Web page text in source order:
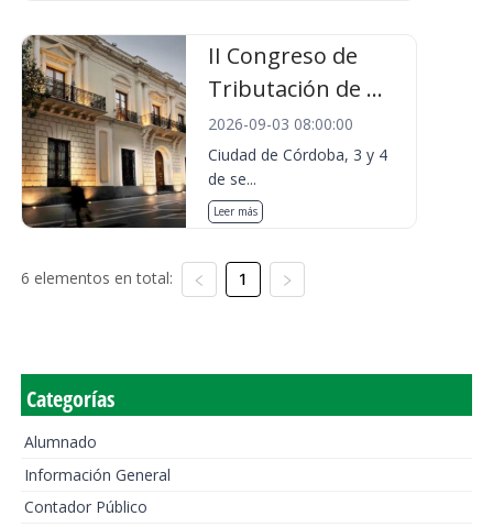
II Congreso de
Tributación de ...
2026-09-03 08:00:00
Ciudad de Córdoba, 3 y 4
de se...
Leer más
6 elementos en total: 1
Categorías
Alumnado
Información General
Contador Público